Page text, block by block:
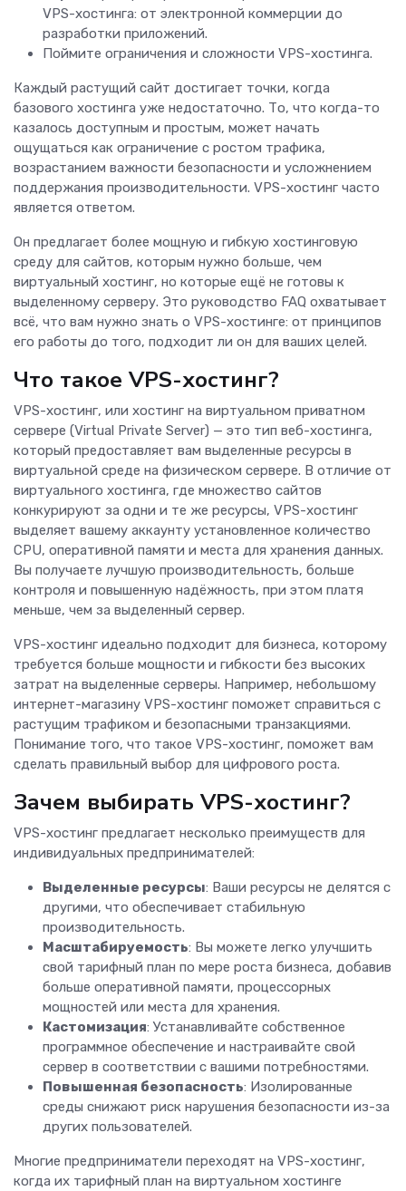
VPS-хостинга: от электронной коммерции до
разработки приложений.
Поймите ограничения и сложности VPS-хостинга.
Каждый растущий сайт достигает точки, когда
базового хостинга уже недостаточно. То, что когда-то
казалось доступным и простым, может начать
ощущаться как ограничение с ростом трафика,
возрастанием важности безопасности и усложнением
поддержания производительности. VPS-хостинг часто
является ответом.
Он предлагает более мощную и гибкую хостинговую
среду для сайтов, которым нужно больше, чем
виртуальный хостинг, но которые ещё не готовы к
выделенному серверу. Это руководство FAQ охватывает
всё, что вам нужно знать о VPS-хостинге: от принципов
его работы до того, подходит ли он для ваших целей.
Что такое VPS-хостинг?
VPS-хостинг, или хостинг на виртуальном приватном
сервере (Virtual Private Server) — это тип веб-хостинга,
который предоставляет вам выделенные ресурсы в
виртуальной среде на физическом сервере. В отличие от
виртуального хостинга, где множество сайтов
конкурируют за одни и те же ресурсы, VPS-хостинг
выделяет вашему аккаунту установленное количество
CPU, оперативной памяти и места для хранения данных.
Вы получаете лучшую производительность, больше
контроля и повышенную надёжность, при этом платя
меньше, чем за выделенный сервер.
VPS-хостинг идеально подходит для бизнеса, которому
требуется больше мощности и гибкости без высоких
затрат на выделенные серверы. Например, небольшому
интернет-магазину VPS-хостинг поможет справиться с
растущим трафиком и безопасными транзакциями.
Понимание того, что такое VPS-хостинг, поможет вам
сделать правильный выбор для цифрового роста.
Зачем выбирать VPS-хостинг?
VPS-хостинг предлагает несколько преимуществ для
индивидуальных предпринимателей:
Выделенные ресурсы: Ваши ресурсы не делятся с
другими, что обеспечивает стабильную
производительность.
Масштабируемость: Вы можете легко улучшить
свой тарифный план по мере роста бизнеса, добавив
больше оперативной памяти, процессорных
мощностей или места для хранения.
Кастомизация: Устанавливайте собственное
программное обеспечение и настраивайте свой
сервер в соответствии с вашими потребностями.
Повышенная безопасность: Изолированные
среды снижают риск нарушения безопасности из-за
других пользователей.
Многие предприниматели переходят на VPS-хостинг,
когда их тарифный план на виртуальном хостинге